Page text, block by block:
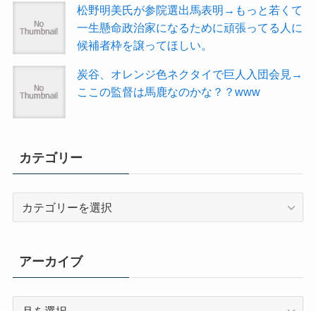
松野明美氏が参院選出馬表明→もっと若くて
一生懸命政治家になるために頑張ってる人に
候補者枠を譲ってほしい。
炭谷、オレンジ色ネクタイで巨人入団会見→
ここの監督は馬鹿なのかな？？www
カテゴリー
ー
アーカイブ